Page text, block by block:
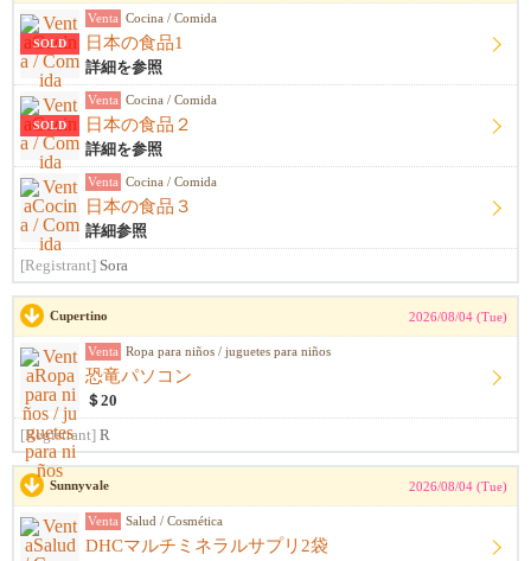
SOLD
Venta Cocina / Comida
日本の食品1
詳細を参照
SOLD
Venta Cocina / Comida
日本の食品２
詳細を参照
Venta Cocina / Comida
日本の食品３
詳細参照
[Registrant] Sora
Cupertino 2026/08/04 (Tue)
Venta Ropa para niños / juguetes para niños
恐竜パソコン
＄20
[Registrant] R
Sunnyvale 2026/08/04 (Tue)
Venta Salud / Cosmética
DHCマルチミネラルサプリ2袋